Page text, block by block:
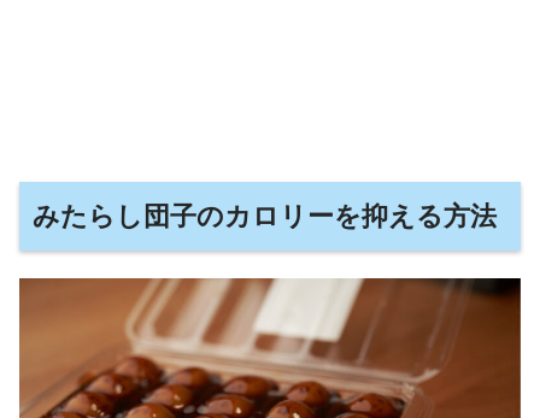
みたらし団子のカロリーを抑える方法